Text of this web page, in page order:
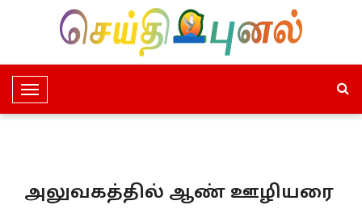
T
o
e
அலுவகத்தில் ஆண் ஊழியரை